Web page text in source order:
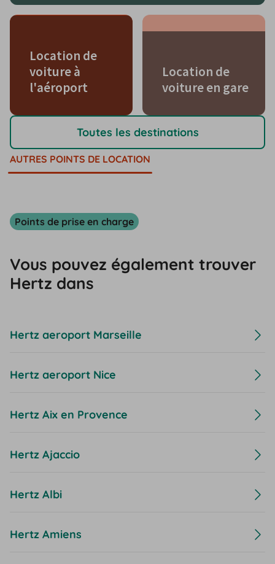
Location de
voiture à
l'aéroport
Location de
voiture en gare
Toutes les destinations
AUTRES POINTS DE LOCATION
Points de prise en charge
Vous pouvez également trouver
Hertz dans
Hertz aeroport Marseille
Hertz aeroport Nice
Hertz Aix en Provence
Hertz Ajaccio
Hertz Albi
Hertz Amiens